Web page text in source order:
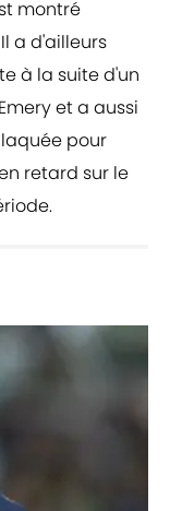
montré
a d'ailleurs
à la suite d'un
et a aussi
pour
retard sur le